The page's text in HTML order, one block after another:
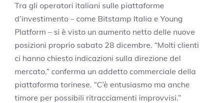
Tra gli operatori italiani sulle piattaforme
d’investimento – come Bitstamp Italia e Young
Platform – si è visto un aumento netto delle nuove
posizioni proprio sabato 28 dicembre. “Molti clienti
ci hanno chiesto indicazioni sulla direzione del
mercato,” conferma un addetto commerciale della
piattaforma torinese. “C’è entusiasmo ma anche
timore per possibili ritracciamenti improvvisi.”